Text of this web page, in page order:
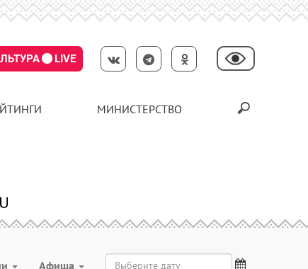
LIVE
МИНИСТЕРСТВО
Aфиша